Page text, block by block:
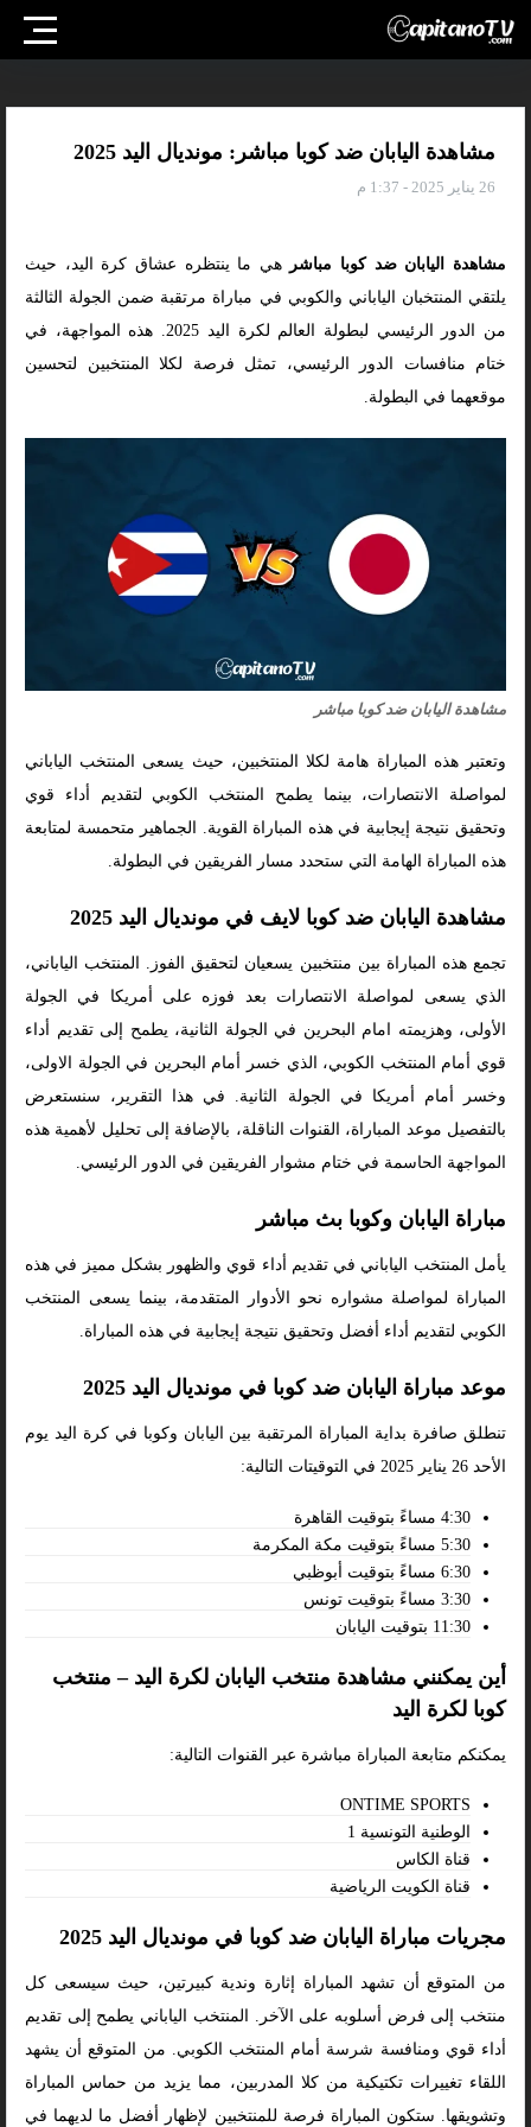
مشاهدة اليابان ضد كوبا مباشر: مونديال اليد 2025
26 يناير 2025 - 1:37 م
مشاهدة اليابان ضد كوبا مباشر
هي ما ينتظره عشاق كرة اليد، حيث
يلتقي المنتخبان الياباني والكوبي في مباراة مرتقبة ضمن الجولة الثالثة
من الدور الرئيسي لبطولة العالم لكرة اليد 2025. هذه المواجهة، في
ختام منافسات الدور الرئيسي، تمثل فرصة لكلا المنتخبين لتحسين
موقعهما في البطولة.
مشاهدة اليابان ضد كوبا مباشر
وتعتبر هذه المباراة هامة لكلا المنتخبين، حيث يسعى المنتخب الياباني
لمواصلة الانتصارات، بينما يطمح المنتخب الكوبي لتقديم أداء قوي
وتحقيق نتيجة إيجابية في هذه المباراة القوية. الجماهير متحمسة لمتابعة
هذه المباراة الهامة التي ستحدد مسار الفريقين في البطولة.
مشاهدة اليابان ضد كوبا لايف في مونديال اليد 2025
تجمع هذه المباراة بين منتخبين يسعيان لتحقيق الفوز. المنتخب الياباني،
الذي يسعى لمواصلة الانتصارات بعد فوزه على أمريكا في الجولة
الأولى، وهزيمته امام البحرين في الجولة الثانية، يطمح إلى تقديم أداء
قوي أمام المنتخب الكوبي، الذي خسر أمام البحرين في الجولة الاولى،
وخسر أمام أمريكا في الجولة الثانية. في هذا التقرير، سنستعرض
بالتفصيل موعد المباراة، القنوات الناقلة، بالإضافة إلى تحليل لأهمية هذه
المواجهة الحاسمة في ختام مشوار الفريقين في الدور الرئيسي.
مباراة اليابان وكوبا بث مباشر
يأمل المنتخب الياباني في تقديم أداء قوي والظهور بشكل مميز في هذه
المباراة لمواصلة مشواره نحو الأدوار المتقدمة، بينما يسعى المنتخب
الكوبي لتقديم أداء أفضل وتحقيق نتيجة إيجابية في هذه المباراة.
موعد مباراة اليابان ضد كوبا في مونديال اليد 2025
تنطلق صافرة بداية المباراة المرتقبة بين اليابان وكوبا في كرة اليد يوم
الأحد 26 يناير 2025 في التوقيتات التالية:
4:30 مساءً بتوقيت القاهرة
5:30 مساءً بتوقيت مكة المكرمة
6:30 مساءً بتوقيت أبوظبي
3:30 مساءً بتوقيت تونس
11:30 بتوقيت اليابان
أين يمكنني مشاهدة منتخب اليابان لكرة اليد – منتخب
كوبا لكرة اليد
يمكنكم متابعة المباراة مباشرة عبر القنوات التالية:
ONTIME SPORTS
الوطنية التونسية 1
قناة الكاس
قناة الكويت الرياضية
مجريات مباراة اليابان ضد كوبا في مونديال اليد 2025
من المتوقع أن تشهد المباراة إثارة وندية كبيرتين، حيث سيسعى كل
منتخب إلى فرض أسلوبه على الآخر. المنتخب الياباني يطمح إلى تقديم
أداء قوي ومنافسة شرسة أمام المنتخب الكوبي. من المتوقع أن يشهد
اللقاء تغييرات تكتيكية من كلا المدربين، مما يزيد من حماس المباراة
وتشويقها. ستكون المباراة فرصة للمنتخبين لإظهار أفضل ما لديهما في